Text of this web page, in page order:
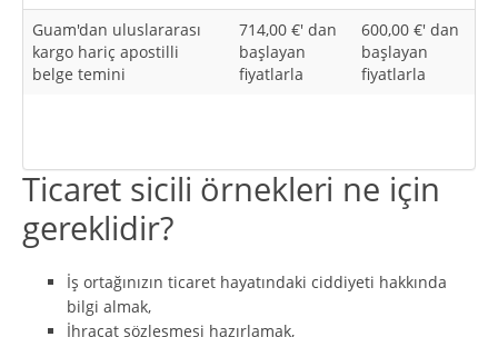
Guam'dan uluslararası
kargo hariç apostilli
belge temini
714,00 €' dan
başlayan
fiyatlarla
600,00 €' dan
başlayan
fiyatlarla
Ticaret sicili örnekleri ne için
gereklidir?
İş ortağınızın ticaret hayatındaki ciddiyeti hakkında
bilgi almak,
İhracat sözleşmesi hazırlamak,